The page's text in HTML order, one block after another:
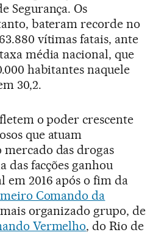
Segurança. Os
bateram recorde no
vítimas fatais, ante
média nacional, que
habitantes naquele
30,2.
o poder crescente
que atuam
das drogas
das facções ganhou
em 2016 após o fim da
Comando da
organizado grupo, de
Vermelho, do Rio de